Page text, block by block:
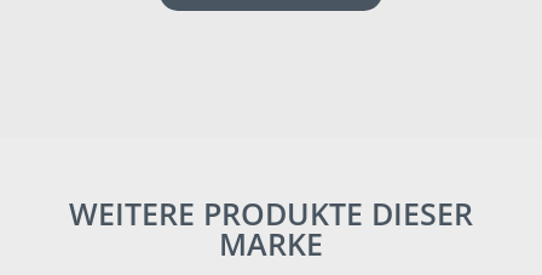
WEITERE PRODUKTE DIESER
MARKE